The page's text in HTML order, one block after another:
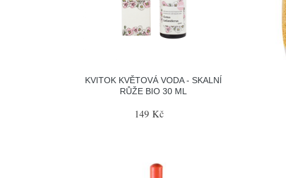
KVITOK KVĚTOVÁ VODA - SKALNÍ
RŮŽE BIO 30 ML
149 Kč